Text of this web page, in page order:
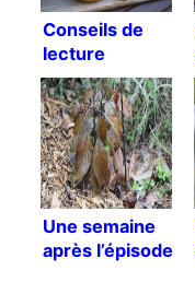
Conseils de
lecture
Une semaine
après l’épisode